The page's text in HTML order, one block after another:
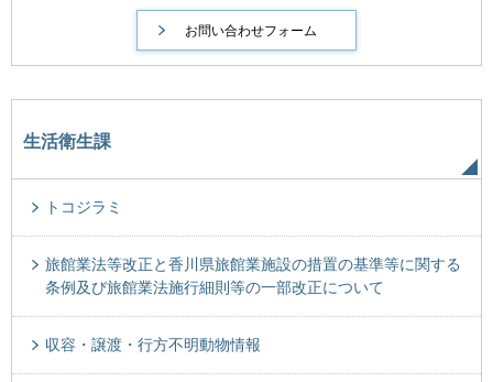
生活衛生課
トコジラミ
旅館業法等改正と香川県旅館業施設の措置の基準等に関する
条例及び旅館業法施行細則等の一部改正について
収容・譲渡・行方不明動物情報